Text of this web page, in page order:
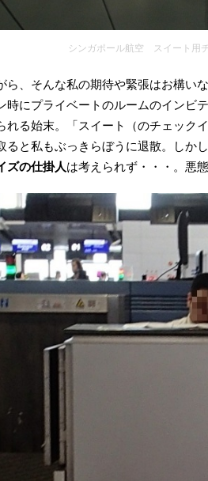
シンガポール航空 スイート用
ら、そんな私の期待や緊張はお構い
時にプライベートのルームのインビ
れる始末。「スイート（のチェック
ると私もぶっきらぼうに退散。しか
ズの仕掛人は考えられず・・・。悪